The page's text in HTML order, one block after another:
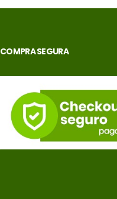
COMPRA SEGURA